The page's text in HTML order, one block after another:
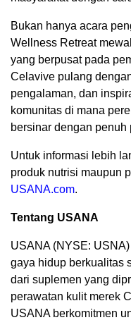
Bukan hanya acara
Wellness Retreat
yang berpusat pada
Celavive pulang
pengalaman, dan
komunitas di mana
bersinar dengan penuh
Untuk informasi lebih
produk nutrisi maupun
USANA.com.
Tentang USANA
USANA (NYSE:
gaya hidup berkualitas
dari suplemen yang
perawatan kulit merek
USANA berkomitmen